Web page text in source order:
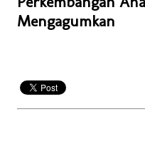
Mengagumkan